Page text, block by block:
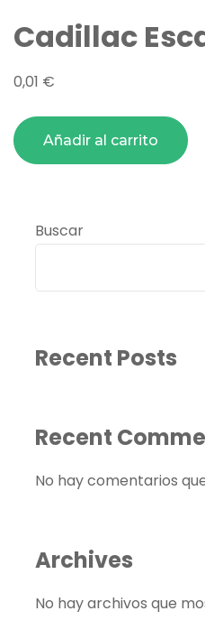
Cadillac
0,01 €
Añadir al carrito
Buscar
Recent Posts
Recent
No hay comentarios
Archives
No hay archivos que